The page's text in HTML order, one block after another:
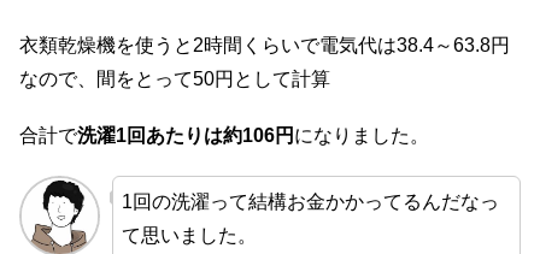
衣類乾燥機を使うと2時間くらいで電気代は38.4～63.8円
なので、間をとって50円として計算
合計で洗濯1回あたりは約106円 になりました。
1回の洗濯って結構お金かかってるんだなっ
て思いました。